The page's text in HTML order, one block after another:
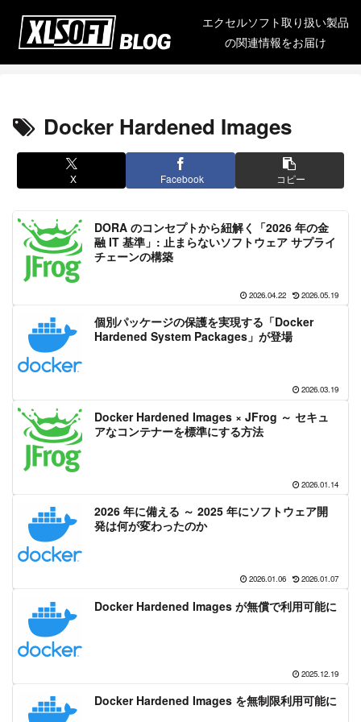
エクセルソフト取り扱い製品
の関連情報をお届け
Docker Hardened Images
X Facebook コピー
DORA のコンセプトから紐解く「2026 年の金
融 IT 基準」: 止まらないソフトウェア サプライ
チェーンの構築
2026.04.22 2026.05.19
個別パッケージの保護を実現する「Docker
Hardened System Packages」が登場
2026.03.19
Docker Hardened Images × JFrog ～ セキュ
アなコンテナーを標準にする方法
2026.01.14
2026 年に備える ～ 2025 年にソフトウェア開
発は何が変わったのか
2026.01.06 2026.01.07
Docker Hardened Images が無償で利用可能に
2025.12.19
Docker Hardened Images を無制限利用可能に